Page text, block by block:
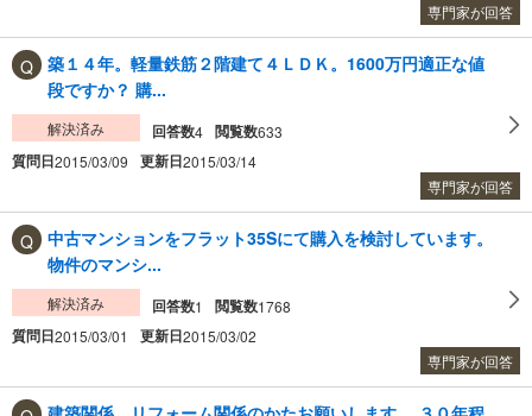
専門家が回答
築１４年。軽量鉄筋２階建て４ＬＤＫ。1600万円適正な値
段ですか？ 購...
解決済み 回答数4 閲覧数633
質問日2015/03/09 更新日2015/03/14
専門家が回答
中古マンションをフラット35Sにて購入を検討しています。
物件のマンシ...
解決済み 回答数1 閲覧数1768
質問日2015/03/01 更新日2015/03/02
専門家が回答